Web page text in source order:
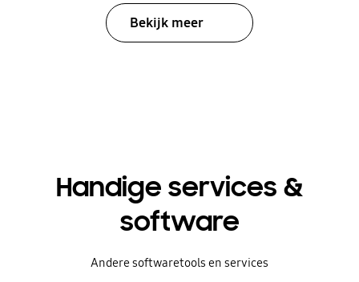
Bekijk meer
Handige services &
software
Andere softwaretools en services